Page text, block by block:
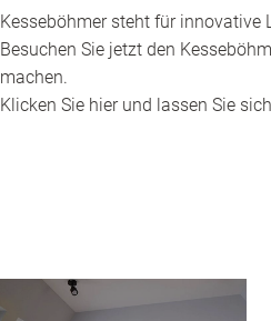
Kesseböhmer steht für innovative
Besuchen Sie jetzt den
machen.
Klicken Sie hier und lassen Sie